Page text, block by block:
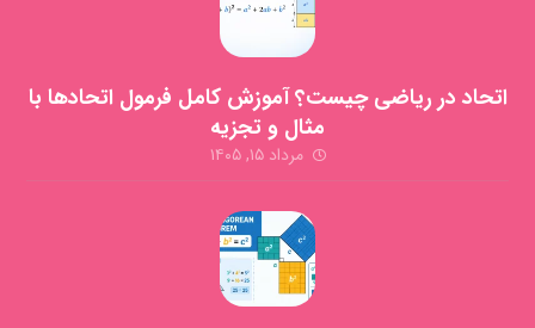
اتحاد در ریاضی چیست؟ آموزش کامل فرمول اتحادها با
مثال و تجزیه
مرداد ۱۵, ۱۴۰۵